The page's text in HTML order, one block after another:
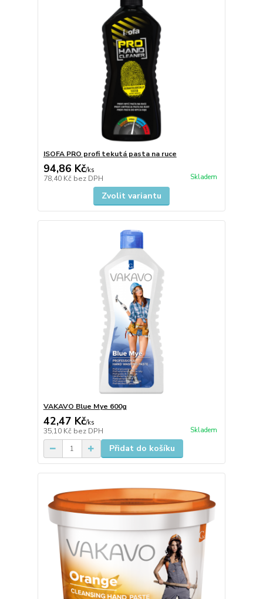
ISOFA PRO profi tekutá pasta na ruce
94,86 Kč/ks
78,40 Kč bez DPH Skladem
Zvolit variantu
VAKAVO Blue Mye 600g
42,47 Kč/ks
35,10 Kč bez DPH Skladem
Přidat do košíku